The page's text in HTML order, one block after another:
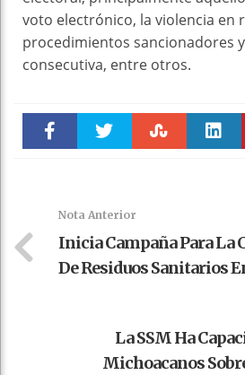
voto electrónico, la violencia en
procedimientos sancionadores
consecutiva, entre otros.
Nota Anterior
Inicia Campaña Para La
De Residuos Sanitarios
La SSM Ha
Michoacanos